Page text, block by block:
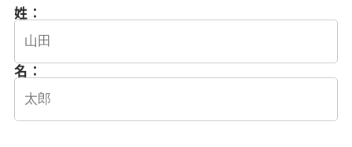
姓：
名：